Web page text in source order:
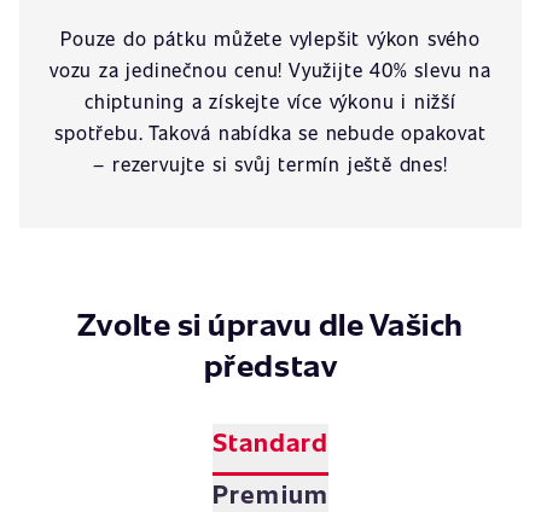
Pouze do pátku můžete vylepšit výkon svého
vozu za jedinečnou cenu! Využijte 40% slevu na
chiptuning a získejte více výkonu i nižší
spotřebu. Taková nabídka se nebude opakovat
– rezervujte si svůj termín ještě dnes!
Zvolte si úpravu dle Vašich
představ
Standard
Premium